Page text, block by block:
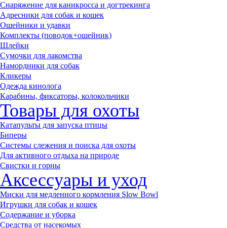
Снаряжение для каникросса и догтрекинга
Адресники для собак и кошек
Ошейники и удавки
Комплекты (поводок+ошейник)
Шлейки
Сумочки для лакомства
Намордники для собак
Кликеры
Одежда кинолога
Карабины, фиксаторы, колокольчики
Товары для охоты
Катапульты для запуска птицы
Биперы
Системы слежения и поиска для охоты
Для активного отдыха на природе
Свистки и горны
Аксессуары и уход
Миски для медленного кормления Slow Bowl
Игрушки для собак и кошек
Содержание и уборка
Средства от насекомых